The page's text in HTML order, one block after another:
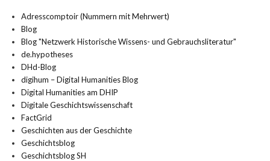
Adresscomptoir (Nummern mit Mehrwert)
Blog
Blog "Netzwerk Historische Wissens- und Gebrauchsliteratur"
de.hypotheses
DHd-Blog
digihum – Digital Humanities Blog
Digital Humanities am DHIP
Digitale Geschichtswissenschaft
FactGrid
Geschichten aus der Geschichte
Geschichtsblog
Geschichtsblog SH